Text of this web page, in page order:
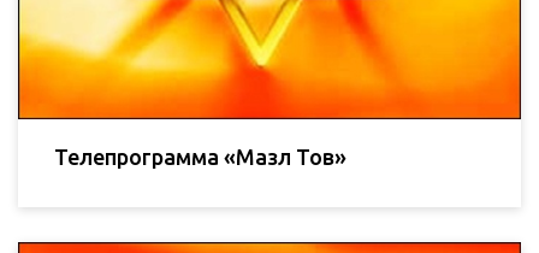
Телепрограмма «Мазл Тов»